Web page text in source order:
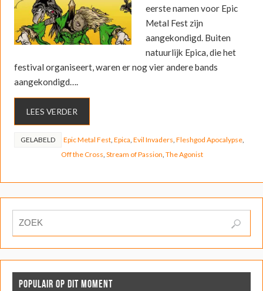
eerste namen voor Epic
Metal Fest zijn
aangekondigd. Buiten
natuurlijk Epica, die het
festival organiseert, waren er nog vier andere bands
aangekondigd….
LEES VERDER
GELABELD Epic Metal Fest, Epica Evil Invaders Fleshgod Apocalypse,
Off the Cross Stream of Passion The Agonist
POPULAIR OP DIT MOMENT